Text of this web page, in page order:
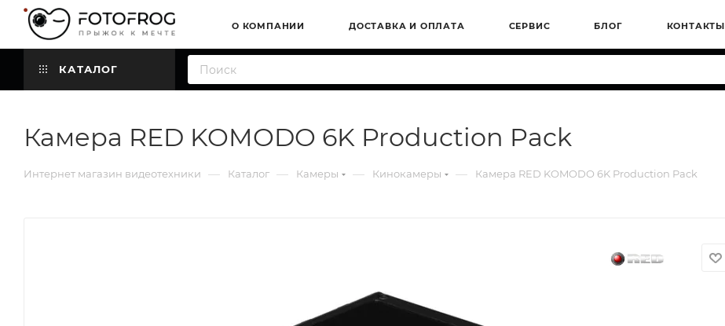
О КОМПАНИИ ДОСТАВКА И ОПЛАТА СЕРВИС БЛОГ КОНТАКТЫ
КАТАЛОГ
Камера RED KOMODO 6K Production Pack
Интернет магазин видеотехники — Каталог — Камеры — Кинокамеры — Камера RED KOMODO 6K Production Pack